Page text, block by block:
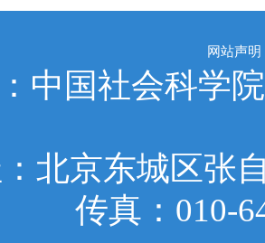
网站声明
中国社会科学
北京东城区张
传真：010-